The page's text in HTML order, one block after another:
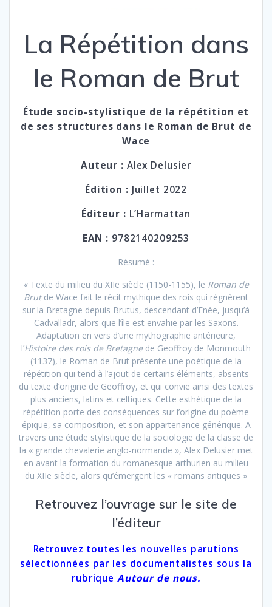
La Répétition dans
le Roman de Brut
Étude socio-stylistique de la répétition et
de ses structures dans le Roman de Brut de
Wace
Auteur : Alex Delusier
Édition : Juillet 2022
Éditeur : L’Harmattan
EAN : 9782140209253
Résumé :
« Texte du milieu du XIIe siècle (1150-1155), le Roman de
Brutde Wace fait le récit mythique des rois qui régnèrent
sur la Bretagne depuis Brutus, descendant d’Enée, jusqu’à
Cadvalladr, alors que l’île est envahie par les Saxons.
Adaptation en vers d’une mythographie antérieure,
l’Histoire des rois de Bretagnede Geoffroy de Monmouth
(1137), le Roman de Brut présente une poétique de la
répétition qui tend à l’ajout de certains éléments, absents
du texte d’origine de Geoffroy, et qui convie ainsi des textes
plus anciens, latins et celtiques. Cette esthétique de la
répétition porte des conséquences sur l’origine du poème
épique, sa composition, et son appartenance générique. A
travers une étude stylistique de la sociologie de la classe de
la « grande chevalerie anglo-normande », Alex Delusier met
en avant la formation du romanesque arthurien au milieu
du XIIe siècle, alors qu’émergent les « romans antiques »
Retrouvez l’ouvrage sur le site de
l’éditeur
Retrouvez toutes les nouvelles parutions
sélectionnées par les documentalistes sous la
rubrique Autour de nous.